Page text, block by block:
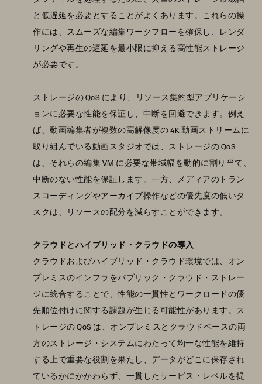
と低遅延を必要とすることがよくあります。これらの操
作には、スムーズな編集ワークフローを確保し、レンダ
リングや再生の遅延を最小限に抑える高性能ストレージ
が必要です。
ストレージの QoS により、リソース集約型アプリケーシ
ョンに必要な性能を保証し、中断を回避できます。例え
ば、動画編集者が複数の高解像度の 4K 動画ストリームに
取り組んでいる動画スタジオでは、ストレージの QoS
は、それらの編集 VM に必要な帯域幅を動的に割り当て、
中断のない性能を保証します。一方、メディアのトラン
スコーディングやアーカイブ操作などの優先度の低いタ
スクは、リソースの配分を減らすことができます。
クラウドとハイブリッド・クラウドの導入
クラウドおよびハイブリッド・クラウド環境では、オン
プレミスのインフラをパブリック・クラウド・ストレー
ジに統合することで、性能の一貫性とワークロードの優
先順位付けに関する課題が生じる可能性があります。ス
トレージの QoS は、オンプレミスとクラウドベースの両
方のストレージ・システムにわたって均一な性能を維持
する上で重要な役割を果たし、データがどこに保存され
ているかにかかわらず、一貫したサービス・レベルを提